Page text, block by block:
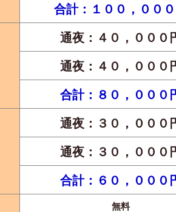
合計：１００，００
通夜：４０，０００
通夜：４０，０００
合計：８０，０００
通夜：３０，０００
通夜：３０，０００
合計：６０，０００
無料